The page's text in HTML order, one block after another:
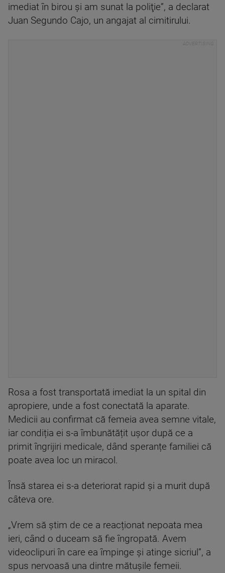
imediat în birou şi am sunat la poliţie”, a declarat
Juan Segundo Cajo, un angajat al cimitirului.
Rosa a fost transportată imediat la un spital din
apropiere, unde a fost conectată la aparate.
Medicii au confirmat că femeia avea semne vitale,
iar condiția ei s-a îmbunătățit ușor după ce a
primit îngrijiri medicale, dând speranțe familiei că
poate avea loc un miracol.
Însă starea ei s-a deteriorat rapid și a murit după
câteva ore.
„Vrem să știm de ce a reacționat nepoata mea
ieri, când o duceam să fie îngropată. Avem
videoclipuri în care ea împinge și atinge sicriul”, a
spus nervoasă una dintre mătușile femeii.